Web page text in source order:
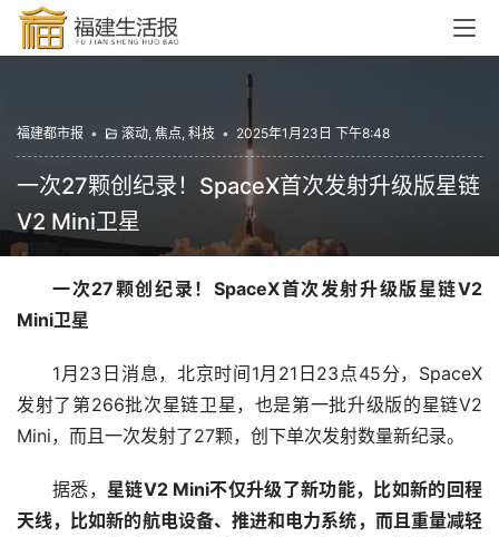
福建都市报 • 滚动, 焦点, 科技 • 2025年1月23日 下午8:48
一次27颗创纪录！SpaceX首次发射升级版星链
V2 Mini卫星
一次27颗创纪录！SpaceX首次发射升级版星链V2
Mini卫星
1月23日消息，北京时间1月21日23点45分，SpaceX
发射了第266批次星链卫星，也是第一批升级版的星链V2
Mini，而且一次发射了27颗，创下单次发射数量新纪录。
据悉， 星链V2 Mini不仅升级了新功能，比如新的回程
天线，比如新的航电设备、推进和电力系统，而且重量减轻